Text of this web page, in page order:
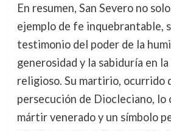
En resumen, San Severo no
ejemplo de fe inquebrantable,
testimonio del poder de la
generosidad y la sabiduría en
religioso. Su martirio, ocurrido
persecución de Diocleciano, lo
mártir venerado y un símbolo